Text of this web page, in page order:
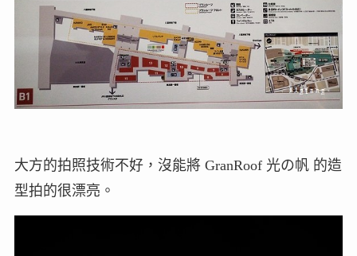
大方的拍照技術不好，沒能將 GranRoof 光の帆 的造
型拍的很漂亮。